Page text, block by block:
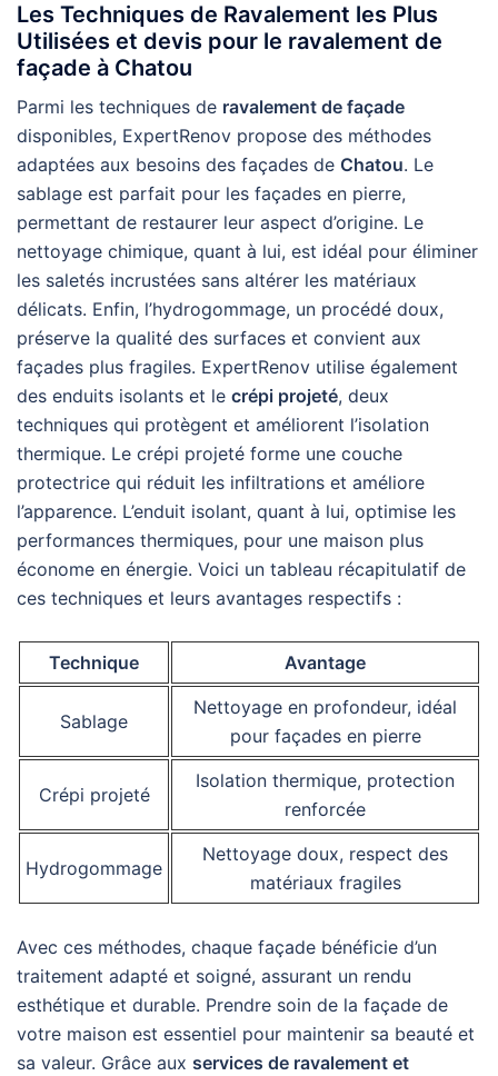
Les Techniques de Ravalement les Plus
Utilisées et devis pour le ravalement de
façade à Chatou
Parmi les techniques de ravalement de façade
disponibles, ExpertRenov propose des méthodes
adaptées aux besoins des façades de Chatou. Le
sablage est parfait pour les façades en pierre,
permettant de restaurer leur aspect d’origine. Le
nettoyage chimique, quant à lui, est idéal pour éliminer
les saletés incrustées sans altérer les matériaux
délicats. Enfin, l’hydrogommage, un procédé doux,
préserve la qualité des surfaces et convient aux
façades plus fragiles. ExpertRenov utilise également
des enduits isolants et le crépi projeté, deux
techniques qui protègent et améliorent l’isolation
thermique. Le crépi projeté forme une couche
protectrice qui réduit les infiltrations et améliore
l’apparence. L’enduit isolant, quant à lui, optimise les
performances thermiques, pour une maison plus
économe en énergie. Voici un tableau récapitulatif de
ces techniques et leurs avantages respectifs :
Technique Avantage
Sablage
Nettoyage en profondeur, idéal
pour façades en pierre
Crépi projeté
Isolation thermique, protection
renforcée
Hydrogommage
Nettoyage doux, respect des
matériaux fragiles
Avec ces méthodes, chaque façade bénéficie d’un
traitement adapté et soigné, assurant un rendu
esthétique et durable. Prendre soin de la façade de
votre maison est essentiel pour maintenir sa beauté et
sa valeur. Grâce aux services de ravalement et